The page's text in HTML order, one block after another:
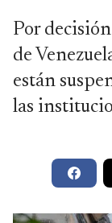
Por
de
están
las